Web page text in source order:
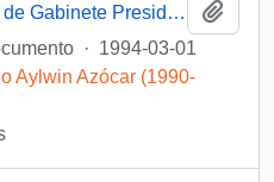
[Oficio Ord. N° 860 de Jefe de Gabinete Presidencial, remite copia de carta que se indica]
· 1994-03-01
Aylwin Azócar (1990-